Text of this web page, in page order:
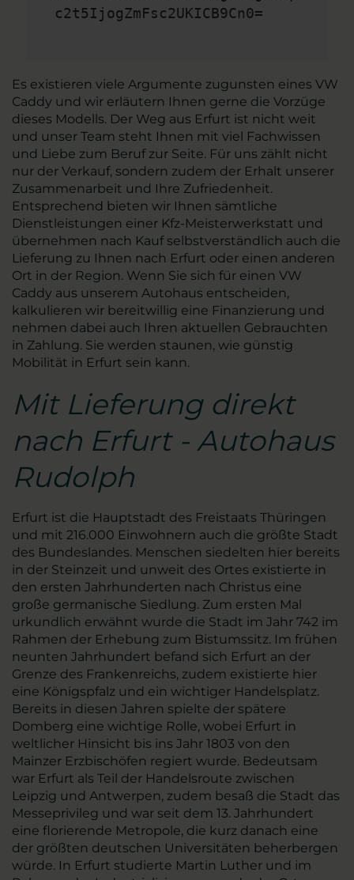
c2t5IjogZmFsc2UKICB9Cn0=
Es existieren viele Argumente zugunsten eines VW
Caddy und wir erläutern Ihnen gerne die Vorzüge
dieses Modells. Der Weg aus Erfurt ist nicht weit
und unser Team steht Ihnen mit viel Fachwissen
und Liebe zum Beruf zur Seite. Für uns zählt nicht
nur der Verkauf, sondern zudem der Erhalt unserer
Zusammenarbeit und Ihre Zufriedenheit.
Entsprechend bieten wir Ihnen sämtliche
Dienstleistungen einer Kfz-Meisterwerkstatt und
übernehmen nach Kauf selbstverständlich auch die
Lieferung zu Ihnen nach Erfurt oder einen anderen
Ort in der Region. Wenn Sie sich für einen VW
Caddy aus unserem Autohaus entscheiden,
kalkulieren wir bereitwillig eine Finanzierung und
nehmen dabei auch Ihren aktuellen Gebrauchten
in Zahlung. Sie werden staunen, wie günstig
Mobilität in Erfurt sein kann.
Mit Lieferung direkt
nach Erfurt - Autohaus
Rudolph
Erfurt ist die Hauptstadt des Freistaats Thüringen
und mit 216.000 Einwohnern auch die größte Stadt
des Bundeslandes. Menschen siedelten hier bereits
in der Steinzeit und unweit des Ortes existierte in
den ersten Jahrhunderten nach Christus eine
große germanische Siedlung. Zum ersten Mal
urkundlich erwähnt wurde die Stadt im Jahr 742 im
Rahmen der Erhebung zum Bistumssitz. Im frühen
neunten Jahrhundert befand sich Erfurt an der
Grenze des Frankenreichs, zudem existierte hier
eine Königspfalz und ein wichtiger Handelsplatz.
Bereits in diesen Jahren spielte der spätere
Domberg eine wichtige Rolle, wobei Erfurt in
weltlicher Hinsicht bis ins Jahr 1803 von den
Mainzer Erzbischöfen regiert wurde. Bedeutsam
war Erfurt als Teil der Handelsroute zwischen
Leipzig und Antwerpen, zudem besaß die Stadt das
Messeprivileg und war seit dem 13. Jahrhundert
eine florierende Metropole, die kurz danach eine
der größten deutschen Universitäten beherbergen
würde. In Erfurt studierte Martin Luther und im